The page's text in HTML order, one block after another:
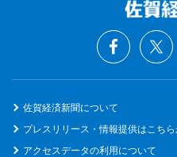
佐賀経済新聞について
プレスリリース・情報提供はこちら
アクセスデータの利用について